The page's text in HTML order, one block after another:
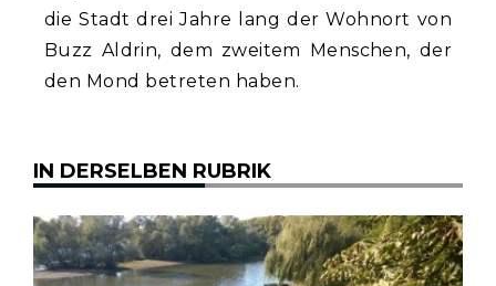
die Stadt drei Jahre lang der Wohnort von
Buzz Aldrin, dem zweitem Menschen, der
den Mond betreten haben.
IN DERSELBEN RUBRIK